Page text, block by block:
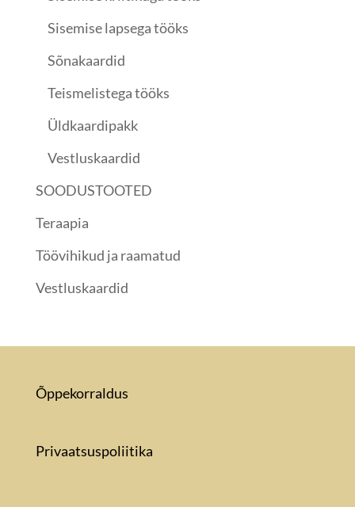
Sisemise lapsega tööks
Sõnakaardid
Teismelistega tööks
Üldkaardipakk
Vestluskaardid
SOODUSTOOTED
Teraapia
Töövihikud ja raamatud
Vestluskaardid
Õppekorraldus
Privaatsuspoliitika